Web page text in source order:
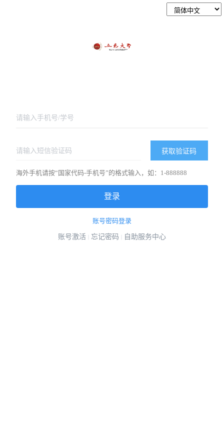
获取验证码
海外手机请按“国家代码-手机号”的格式输入，如：1-888888
登录
账号密码登录
账号激活 忘记密码 自助服务中心